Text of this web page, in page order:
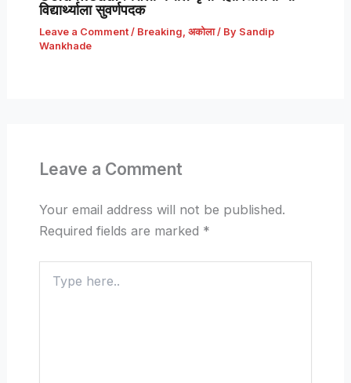
विद्यार्थ्याला सुवर्णपदक
Leave a Comment / Breaking, अकोला/ By Sandip
Wankhade
Leave a Comment
Your email address will not be published.
Required fields are marked *
here..